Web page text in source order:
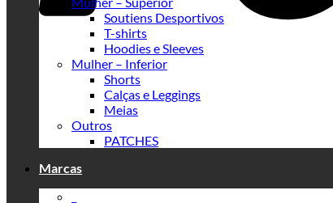
Soutiens Desportivos
T-shirts
Hoodies e Sleeves
Mulher – Inferior
Shorts
Calças e Leggings
Meias
Outros
PATCHES
Marcas